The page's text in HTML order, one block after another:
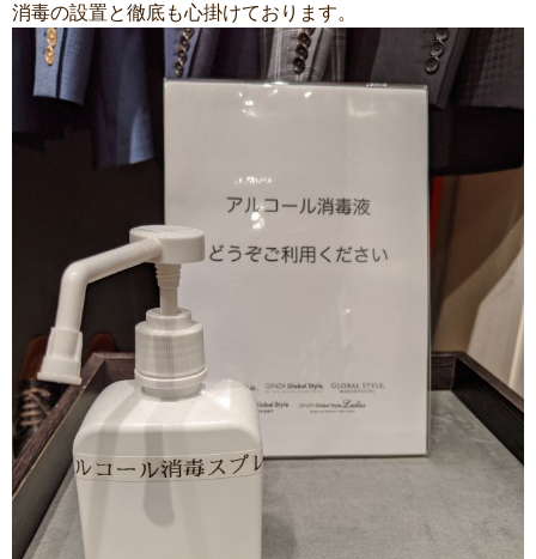
消毒の設置と徹底も心掛けております。